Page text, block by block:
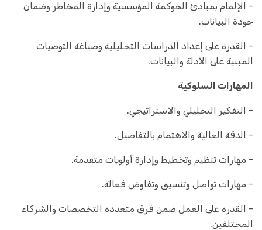
- الإلمام بمبادئ الحوكمة المؤسسية وإدارة المخاطر وضمان
جودة البيانات.
- القدرة على إعداد الدراسات التحليلية وصياغة التوصيات
المبنية على الأدلة والبيانات.
المهارات السلوكية
- التفكير التحليلي والاستراتيجي.
- الدقة العالية والاهتمام بالتفاصيل.
- مهارات تنظيم وتخطيط وإدارة أولويات متقدمة.
- مهارات تواصل وتنسيق وتفاوض فعالة.
- القدرة على العمل ضمن فرق متعددة التخصصات والشركاء
المختلفين.